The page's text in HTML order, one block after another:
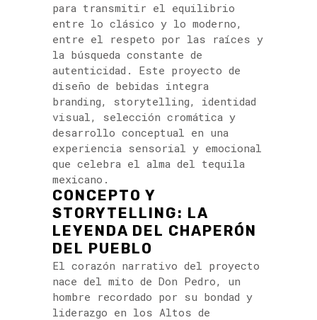
para transmitir el equilibrio
entre lo clásico y lo moderno,
entre el respeto por las raíces y
la búsqueda constante de
autenticidad. Este proyecto de
diseño de bebidas integra
branding, storytelling, identidad
visual, selección cromática y
desarrollo conceptual en una
experiencia sensorial y emocional
que celebra el alma del tequila
mexicano.
CONCEPTO Y
STORYTELLING: LA
LEYENDA DEL CHAPERÓN
DEL PUEBLO
El corazón narrativo del proyecto
nace del mito de Don Pedro, un
hombre recordado por su bondad y
liderazgo en los Altos de